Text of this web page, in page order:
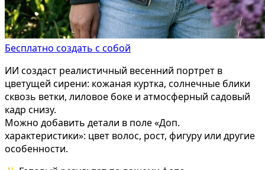
Бесплатно создать с собой
ИИ создаст реалистичный весенний портрет в
цветущей сирени: кожаная куртка, солнечные блики
сквозь ветки, лиловое боке и атмосферный садовый
кадр снизу.
Можно добавить детали в поле «Доп.
характеристики»: цвет волос, рост, фигуру или другие
особенности.